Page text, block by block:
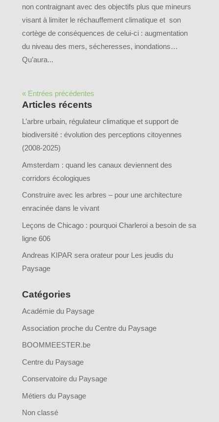
non contraignant avec des objectifs plus que mineurs
visant à limiter le réchauffement climatique et son
cortège de conséquences de celui-ci : augmentation
du niveau des mers, sécheresses, inondations…
Qu’aura...
« Entrées précédentes
Articles récents
L’arbre urbain, régulateur climatique et support de
biodiversité : évolution des perceptions citoyennes
(2008-2025)
Amsterdam : quand les canaux deviennent des
corridors écologiques
Construire avec les arbres – pour une architecture
enracinée dans le vivant
Leçons de Chicago : pourquoi Charleroi a besoin de sa
ligne 606
Andreas KIPAR sera orateur pour Les jeudis du
Paysage
Catégories
Académie du Paysage
Association proche du Centre du Paysage
BOOMMEESTER.be
Centre du Paysage
Conservatoire du Paysage
Métiers du Paysage
Non classé